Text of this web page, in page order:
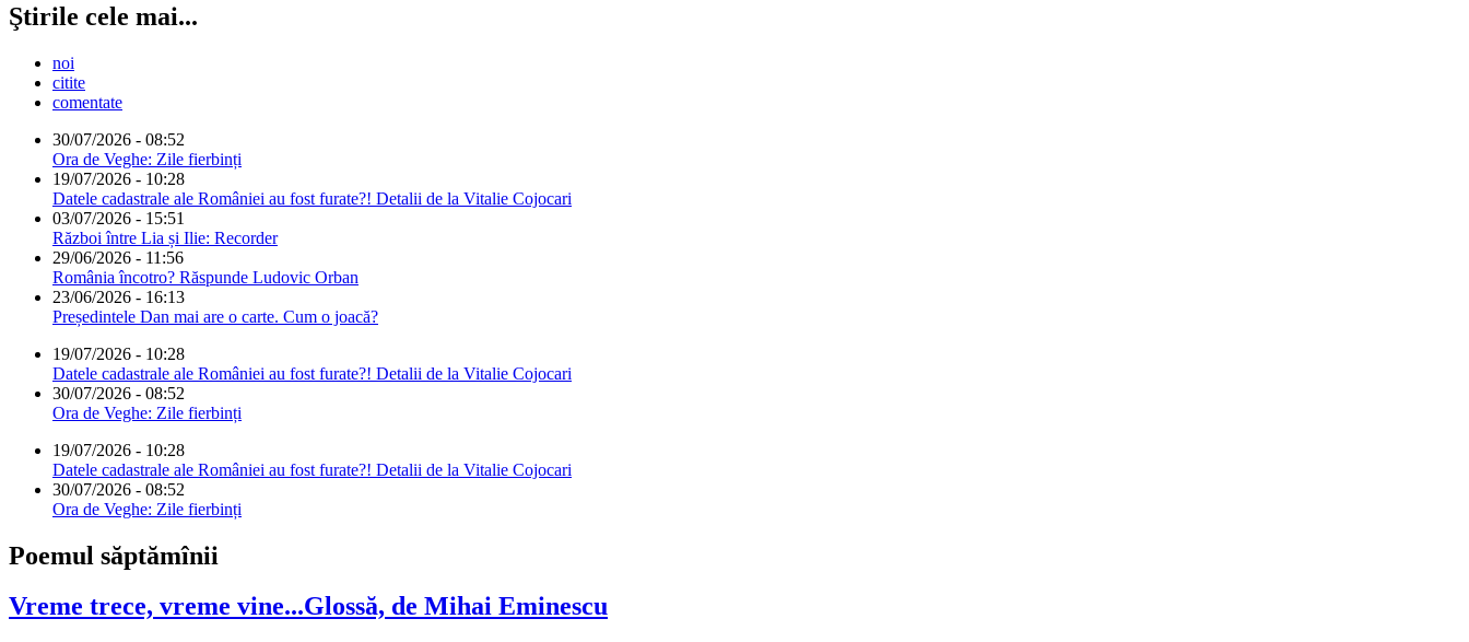
Ştirile cele mai...
noi
citite
comentate
30/07/2026 - 08:52
Ora de Veghe: Zile fierbinți
19/07/2026 - 10:28
Datele cadastrale ale României au fost furate?! Detalii de la Vitalie Cojocari
03/07/2026 - 15:51
Război între Lia și Ilie: Recorder
29/06/2026 - 11:56
România încotro? Răspunde Ludovic Orban
23/06/2026 - 16:13
Președintele Dan mai are o carte. Cum o joacă?
19/07/2026 - 10:28
Datele cadastrale ale României au fost furate?! Detalii de la Vitalie Cojocari
30/07/2026 - 08:52
Ora de Veghe: Zile fierbinți
19/07/2026 - 10:28
Datele cadastrale ale României au fost furate?! Detalii de la Vitalie Cojocari
30/07/2026 - 08:52
Ora de Veghe: Zile fierbinți
Poemul săptămînii
Vreme trece, vreme vine...Glossă, de Mihai Eminescu